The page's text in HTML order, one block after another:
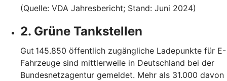
(Quelle: VDA Jahresbericht; Stand: Juni 2024)
2. Grüne Tankstellen
Gut 145.850 öffentlich zugängliche Ladepunkte für E-
Fahrzeuge sind mittlerweile in Deutschland bei der
Bundesnetzagentur gemeldet. Mehr als 31.000 davon